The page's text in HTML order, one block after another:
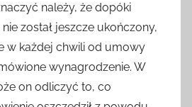
należy, że dopóki
został jeszcze ukończony,
w każdej chwili od umowy
wynagrodzenie. W
on odliczyć to, co